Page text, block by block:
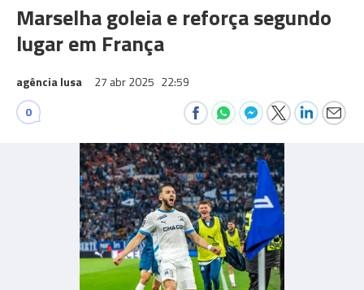
Marselha goleia e reforça segundo
lugar em França
agência lusa 27 abr 2025 22:59
0